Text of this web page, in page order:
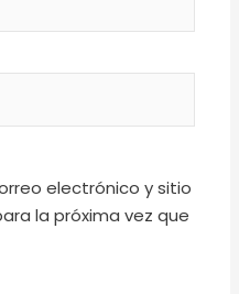
electrónico y sitio
la próxima vez que